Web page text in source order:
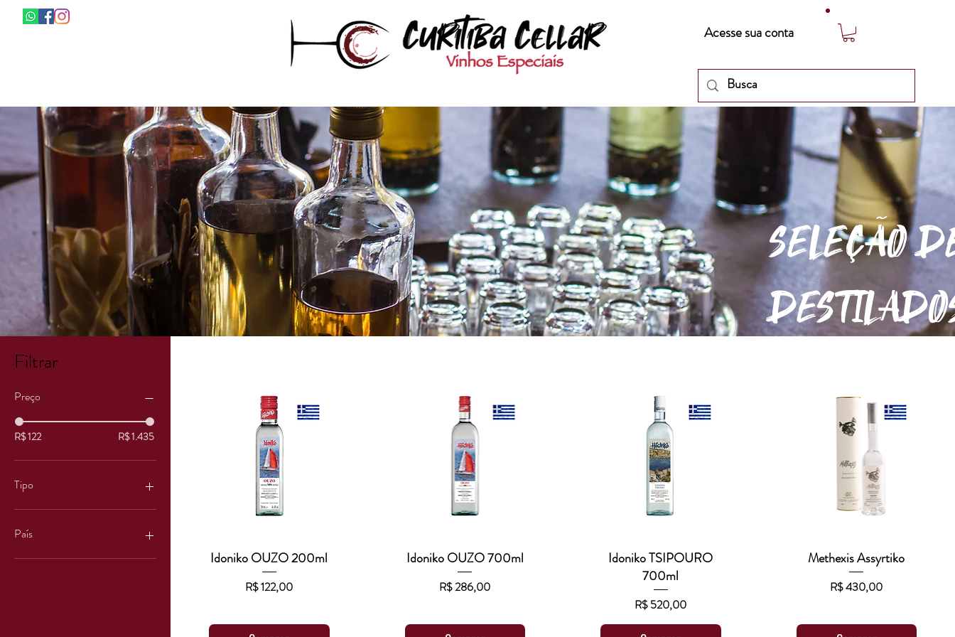
Acesse sua conta
SELEÇÃO
Filtrar
Preço
R$ 122 R$ 1.435
Tipo
Ouzo
País
Grécia Visualização rápida
Idoniko OUZO 200ml
Preço
R$ 122,00
Visualização rápida
Idoniko OUZO 700ml
Preço
R$ 286,00
Visualização rápida
Idoniko TSIPOURO
700ml
Preço
R$ 520,00
Visualização rápida
Methexis Assyrtiko
Preço
R$ 430,00